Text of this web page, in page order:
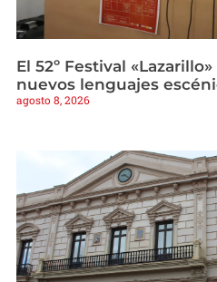
El 52º Festival
nuevos lenguajes
agosto 8, 2026